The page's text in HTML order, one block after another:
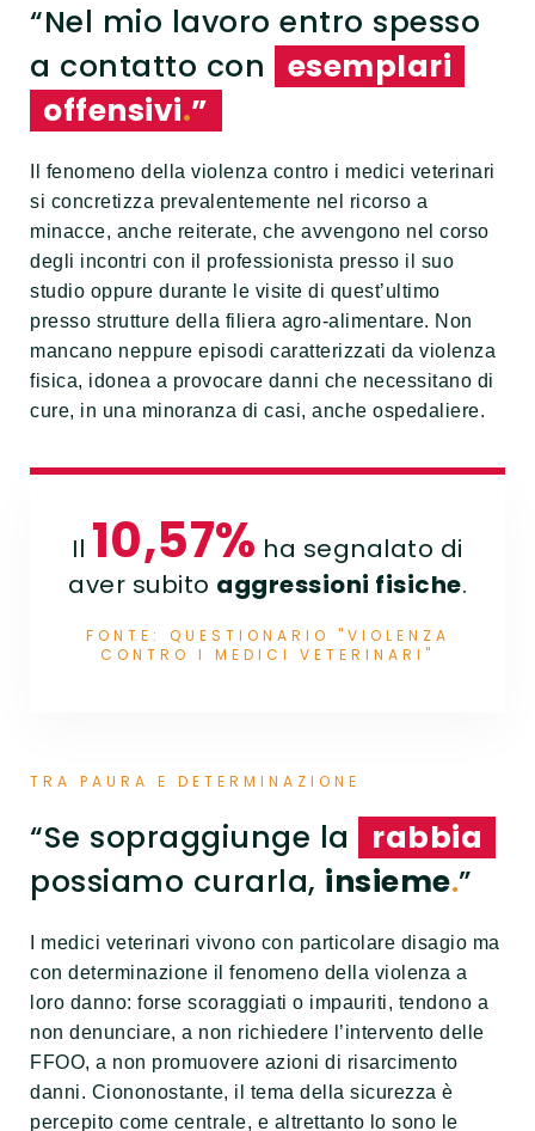
“Nel mio lavoro entro spesso
a contatto con esemplari
offensivi.”
Il fenomeno della violenza contro i medici veterinari
si concretizza prevalentemente nel ricorso a
minacce, anche reiterate, che avvengono nel corso
degli incontri con il professionista presso il suo
studio oppure durante le visite di quest’ultimo
presso strutture della filiera agro-alimentare. Non
mancano neppure episodi caratterizzati da violenza
fisica, idonea a provocare danni che necessitano di
cure, in una minoranza di casi, anche ospedaliere.
Il 10,57% ha segnalato di
aver subito aggressioni fisiche.
FONTE: QUESTIONARIO "VIOLENZA
CONTRO I MEDICI VETERINARI"
TRA PAURA E DETERMINAZIONE
“Se sopraggiunge la
rabbia
possiamo curarla, insieme.”
I medici veterinari vivono con particolare disagio ma
con determinazione il fenomeno della violenza a
loro danno: forse scoraggiati o impauriti, tendono a
non denunciare, a non richiedere l’intervento delle
FFOO, a non promuovere azioni di risarcimento
danni. Ciononostante, il tema della sicurezza è
percepito come centrale, e altrettanto lo sono le